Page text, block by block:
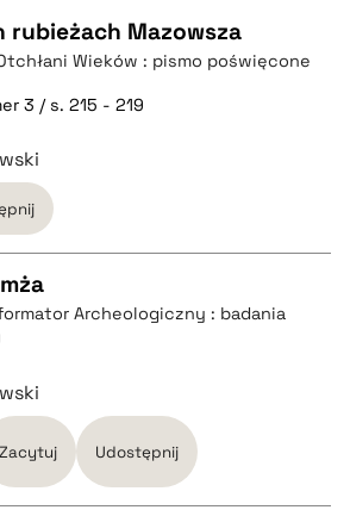
rubieżach Mazowsza
Wieków : pismo poświęcone
3 / s. 215 - 219
Archeologiczny : badania
Zacytuj Udostępnij